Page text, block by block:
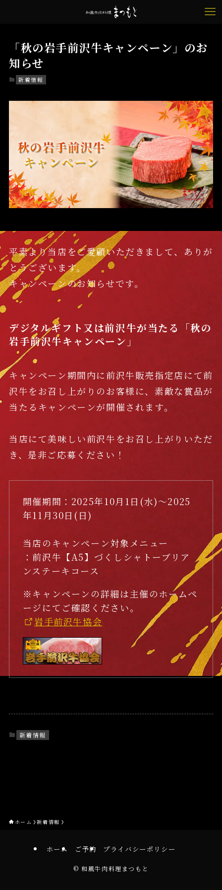
「秋の岩手前沢牛キャンペーン」のお
知らせ
新着情報
平素より当店をご愛顧いただきまして、ありが
とうございます。
キャンペーンのお知らせです。
デジタルギフト又は前沢牛が当たる「秋の
岩手前沢牛キャンペーン」
キャンペーン期間内に前沢牛販売指定店にて前
沢牛をお召し上がりのお客様に、素敵な賞品が
当たるキャンペーンが開催されます。
当店にて美味しい前沢牛をお召し上がりいただ
き、是非ご応募ください！
開催期間：2025年10月1日(水)～2025
年11月30日(日)
当店のキャンペーン対象メニュー
：前沢牛【A5】づくしシャトーブリア
ンステーキコース
※キャンペーンの詳細は主催のホームペ
ージにてご確認ください。
岩手前沢牛協会
新着情報
ホーム 新着情報
ホーム ご予約 プライバシーポリシー
© 和風牛肉料理まつもと